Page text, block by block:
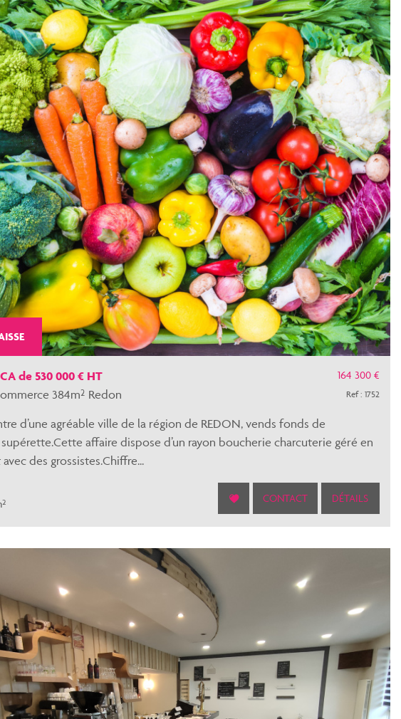
de 530 000 € HT
384m² Redon
164 300 €
Ref : 1752
d’une agréable ville de la région de REDON, vends fonds de
affaire dispose d’un rayon boucherie charcuterie géré en
des grossistes.Chiffre...
CONTACT DÉTAILS